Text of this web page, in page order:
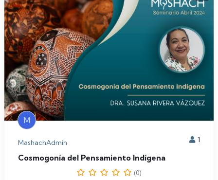
M
MashachAdmin 1
Cosmogonía del Pensamiento Indígena
(0)